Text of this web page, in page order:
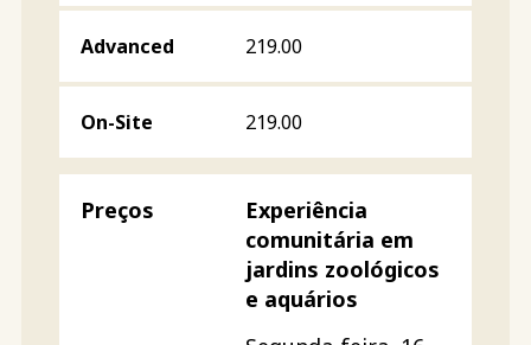
219.00
219.00
Experiência
comunitária em
jardins zoológicos
e aquários